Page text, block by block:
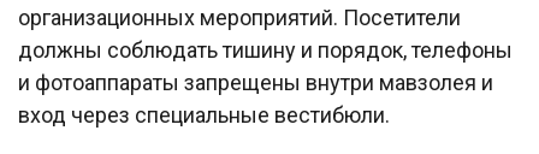
организационных мероприятий. Посетители
должны соблюдать тишину и порядок, телефоны
и фотоаппараты запрещены внутри мавзолея и
вход через специальные вестибюли.